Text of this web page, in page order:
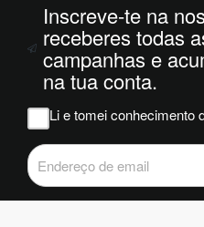
Inscreve-te na
receberes todas
campanhas e
na tua conta.
Li e tomei conhecimento